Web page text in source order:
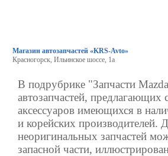
Магазин автозапчастей «KRS-Avto»
Красногорск, Ильинское шоссе, 1а
В подрубрике "Запчасти
автозапчастей,
аксессуаров имеющихся в
и корейских производителей.
неоригинальных запчастей
запасной части,